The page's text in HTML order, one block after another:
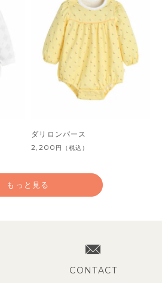
ダリロンパース
2,200 円 （税込）
もっと見る
CONTACT